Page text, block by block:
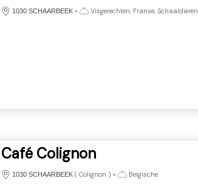
1030 SCHAARBEEK • Visgerechten, Franse, Schaaldieren
Café Colignon
1030 SCHAARBEEK ( Colignon ) • Belgische